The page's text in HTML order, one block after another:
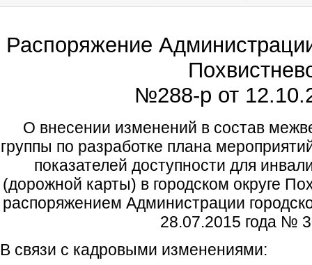
Распоряжение Администрации
№288-р от
О внесении изменений в состав
группы по разработке плана
показателей доступности для
(дорожной карты) в городском округе
распоряжением Администрации
28.07.2015 года №
В связи с кадровыми изменениями: